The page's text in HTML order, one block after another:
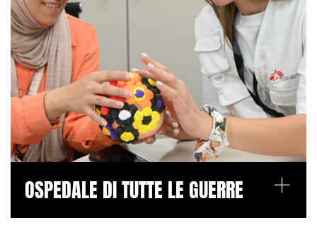
OSPEDALE DI TUTTE LE GUERRE +